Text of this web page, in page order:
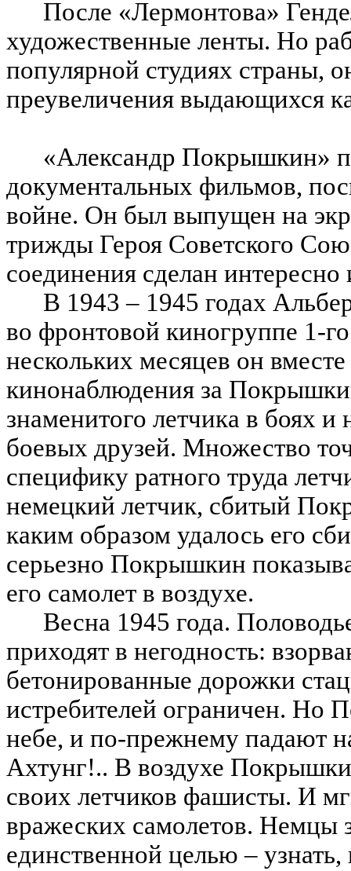
После «Лермонтова»
художественные ленты. Но
популярной студиях страны,
преувеличения выдающихся
«Александр Покрышкин»
документальных фильмов,
войне. Он был выпущен на
трижды Героя Советского
соединения сделан
В 1943 – 1945 годах
во фронтовой киногруппе 1-
нескольких месяцев он
кинонаблюдения за
знаменитого летчика в боях
боевых друзей. Множество
специфику ратного труда
немецкий летчик, сбитый
каким образом удалось его
серьезно Покрышкин
его самолет в воздухе.
Весна 1945 года.
приходят в негодность:
бетонированные дорожки
истребителей ограничен. Но
небе, и по-прежнему падают
Ахтунг!.. В воздухе
своих летчиков фашисты. И
вражеских самолетов. Немцы
единственной целью – узнать,